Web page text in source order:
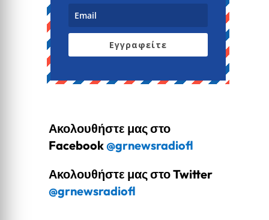
Εγγραφείτε
Ακολουθήστε μας στο
Facebook@grnewsradiofl
Ακολουθήστε μας στο Twitter
@grnewsradiofl